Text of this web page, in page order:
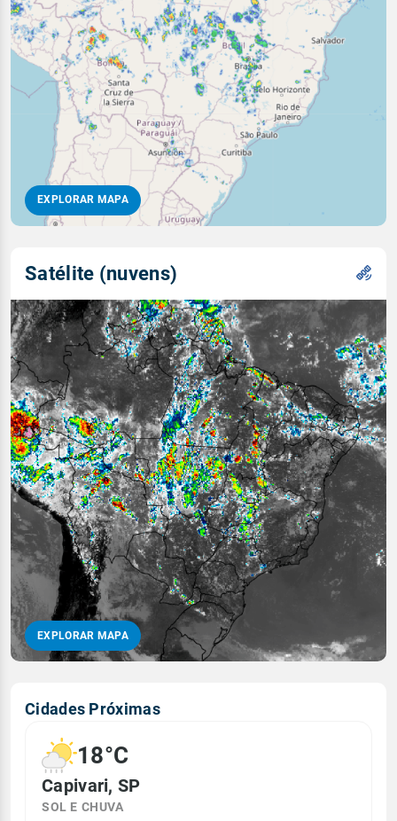
EXPLORAR MAPA
Satélite (nuvens)
EXPLORAR MAPA
Cidades Próximas
18°C
Capivari, SP
SOL E CHUVA